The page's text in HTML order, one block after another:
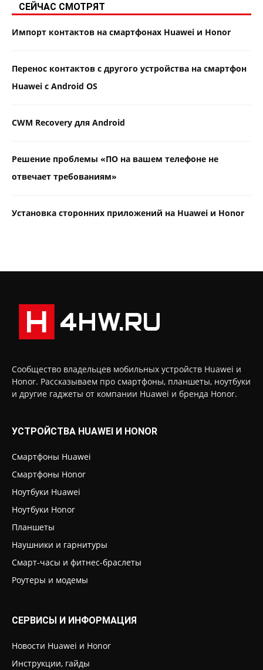
СЕЙЧАС СМОТРЯТ
Импорт контактов на смартфонах Huawei и Honor
Перенос контактов с другого устройства на смартфон
Huawei с Android OS
CWM Recovery для Android
Решение проблемы «ПО на вашем телефоне не
отвечает требованиям»
Установка сторонних приложений на Huawei и Honor
Сообщество владельцев мобильных устройств Huawei и
Honor. Рассказываем про смартфоны, планшеты, ноутбуки
и другие гаджеты от компании Huawei и бренда Honor.
УСТРОЙСТВА HUAWEI И HONOR
Смартфоны Huawei
Смартфоны Honor
Ноутбуки Huawei
Ноутбуки Honor
Планшеты
Наушники и гарнитуры
Смарт-часы и фитнес-браслеты
Роутеры и модемы
СЕРВИСЫ И ИНФОРМАЦИЯ
Новости Huawei и Honor
Инструкции, гайды